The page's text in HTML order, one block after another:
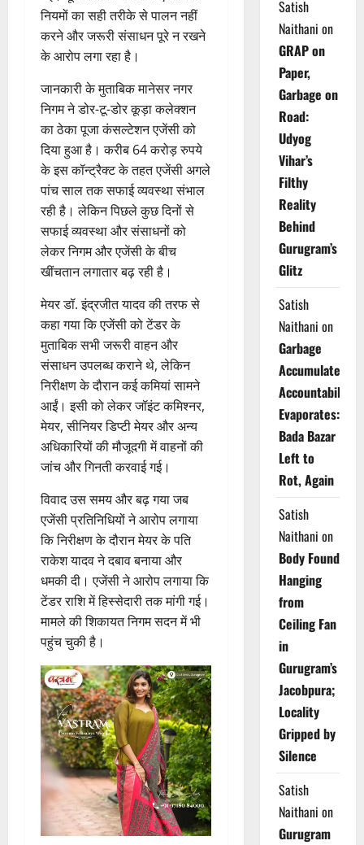
नियमों का सही तरीके से पालन नहीं
करने और जरूरी संसाधन पूरे न रखने
के आरोप लगा रहा है।
जानकारी के मुताबिक मानेसर नगर
निगम ने डोर-टू-डोर कूड़ा कलेक्शन
का ठेका पूजा कंसल्टेशन एजेंसी को
दिया हुआ है। करीब 64 करोड़ रुपये
के इस कॉन्ट्रैक्ट के तहत एजेंसी अगले
पांच साल तक सफाई व्यवस्था संभाल
रही है। लेकिन पिछले कुछ दिनों से
सफाई व्यवस्था और संसाधनों को
लेकर निगम और एजेंसी के बीच
खींचतान लगातार बढ़ रही है।
मेयर डॉ. इंद्रजीत यादव की तरफ से
कहा गया कि एजेंसी को टेंडर के
मुताबिक सभी जरूरी वाहन और
संसाधन उपलब्ध कराने थे, लेकिन
निरीक्षण के दौरान कई कमियां सामने
आईं। इसी को लेकर जॉइंट कमिश्नर,
मेयर, सीनियर डिप्टी मेयर और अन्य
अधिकारियों की मौजूदगी में वाहनों की
जांच और गिनती करवाई गई।
विवाद उस समय और बढ़ गया जब
एजेंसी प्रतिनिधियों ने आरोप लगाया
कि निरीक्षण के दौरान मेयर के पति
राकेश यादव ने दबाव बनाया और
धमकी दी। एजेंसी ने आरोप लगाया कि
टेंडर राशि में हिस्सेदारी तक मांगी गई।
मामले की शिकायत निगम सदन में भी
पहुंच चुकी है।
Satish
Naithani on
GRAP on
Paper,
Garbage on
Road:
Udyog
Vihar’s
Filthy
Reality
Behind
Gurugram’s
Glitz
Satish
Naithani on
Garbage
Accumulates,
Accountability
Evaporates:
Bada Bazar
Left to
Rot, Again
Satish
Naithani on
Body Found
Hanging
from
Ceiling Fan
in
Gurugram’s
Jacobpura;
Locality
Gripped by
Silence
Satish
Naithani on
Gurugram